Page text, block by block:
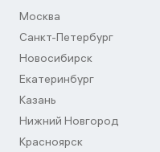
Москва
Санкт-Петербург
Новосибирск
Екатеринбург
Казань
Нижний Новгород
Красноярск